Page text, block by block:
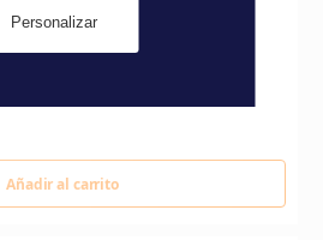
V
Añadir al carrito
Personalizar